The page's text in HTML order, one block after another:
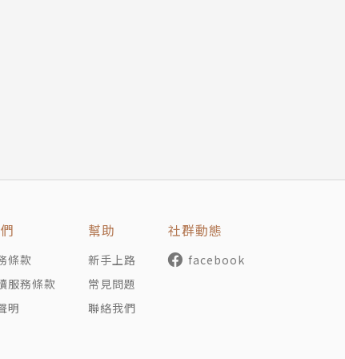
條款
服務條款
明
幫助
新手上路
常見問題
聯絡我們
社群動態
facebook